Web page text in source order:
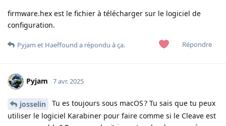
firmware.hex est le fichier à télécharger sur le logiciel de
configuration.
Répondre
Pyjam et Haeffound a répondu à ça.
Pyjam 7 avr. 2025
josselin
Tu es toujours sous macOS ? Tu sais que tu peux
utiliser le logiciel Karabiner pour faire comme si le Cleave est